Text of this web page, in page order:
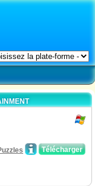
Télécharger